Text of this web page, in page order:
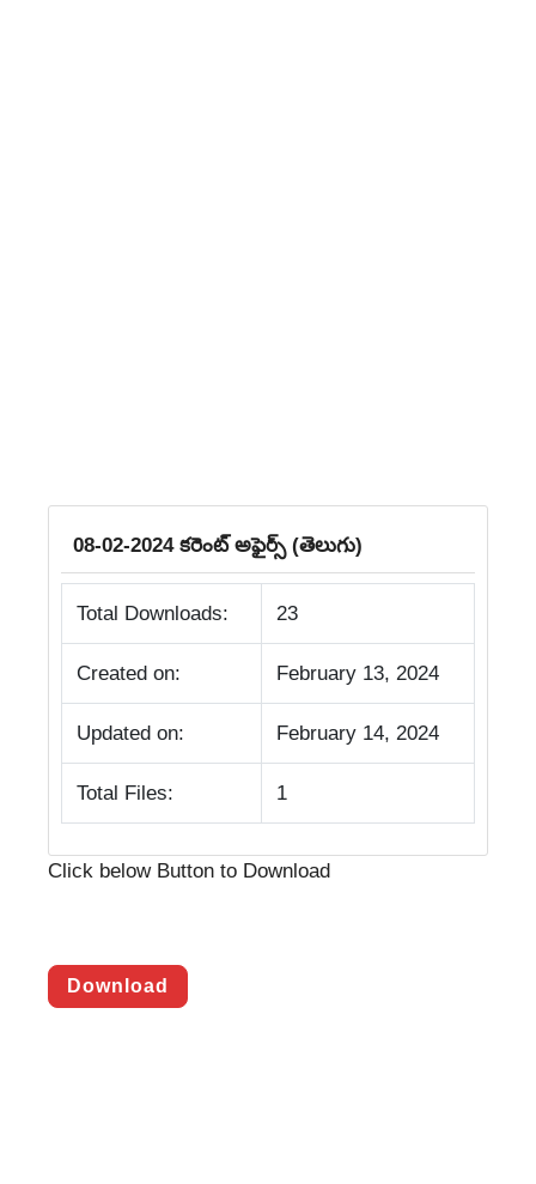
08-02-2024 కరెంట్‌ అఫైర్స్‌ (తెలుగు)
Total Downloads: 23
Created on: February 13, 2024
Updated on: February 14, 2024
Total Files: 1
Click below Button to Download
Download